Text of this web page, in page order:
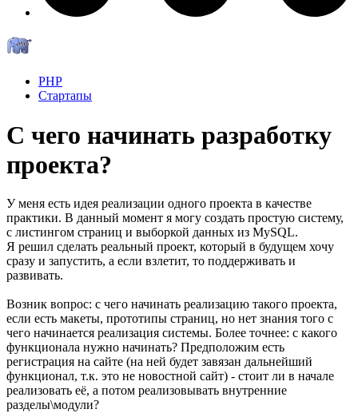
PHP
Стартапы
С чего начинать разработку
проекта?
У меня есть идея реализации одного проекта в качестве
практики. В данный момент я могу создать простую систему,
с листингом страниц и выборкой данных из MySQL.
Я решил сделать реальный проект, который в будущем хочу
сразу и запустить, а если взлетит, то поддерживать и
развивать.
Возник вопрос: с чего начинать реализацию такого проекта,
если есть макеты, прототипы страниц, но нет знания того с
чего начинается реализация системы. Более точнее: с какого
функционала нужно начинать? Предположим есть
регистрация на сайте (на ней будет завязан дальнейший
функционал, т.к. это не новостной сайт) - стоит ли в начале
реализовать её, а потом реализовывать внутренние
разделы\модули?